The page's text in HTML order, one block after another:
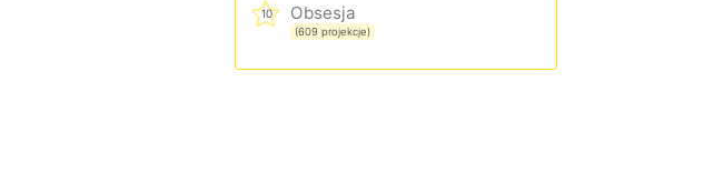
10 Obsesja
(609 projekcje)